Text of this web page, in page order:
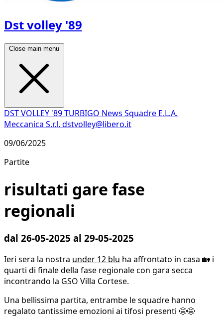
Dst volley '89
Close main menu
DST VOLLEY '89 TURBIGO News Squadre E.L.A.
Meccanica S.r.l. dstvolley@libero.it
09/06/2025
Partite
risultati gare fase
regionali
dal 26-05-2025 al 29-05-2025
Ieri sera la nostra under 12 blu ha affrontato in casa 🏡 i
quarti di finale della fase regionale con gara secca
incontrando la GSO Villa Cortese.
Una bellissima partita, entrambe le squadre hanno
regalato tantissime emozioni ai tifosi presenti 🤩🤩